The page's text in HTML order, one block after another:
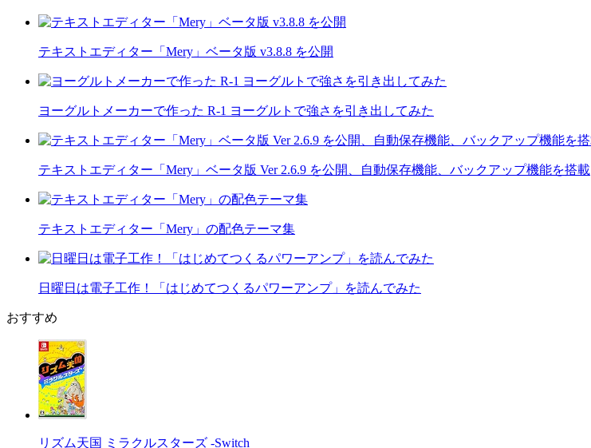
テキストエディター「Mery」ベータ版 v3.8.8 を公開
ヨーグルトメーカーで作った R-1 ヨーグルトで強さを引き出してみた
テキストエディター「Mery」ベータ版 Ver 2.6.9 を公開、自動保存機能、バックアップ機能を搭載
テキストエディター「Mery」の配色テーマ集
日曜日は電子工作！「はじめてつくるパワーアンプ」を読んでみた
おすすめ
リズム天国 ミラクルスターズ -Switch